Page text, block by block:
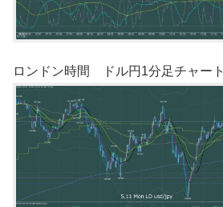
ロンドン時間 ドル円1分足チャート